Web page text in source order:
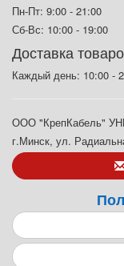
Пн-Пт: 9:00 - 21:00
Сб-Вс: 10:00 - 19:00
Доставка
Каждый день: 10:00 -
ООО "КрепКабель"
г.Минск, ул.